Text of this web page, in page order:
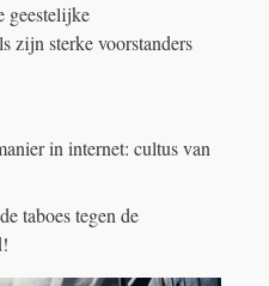
geestelijke
zijn sterke voorstanders
in internet: cultus van
taboes tegen de